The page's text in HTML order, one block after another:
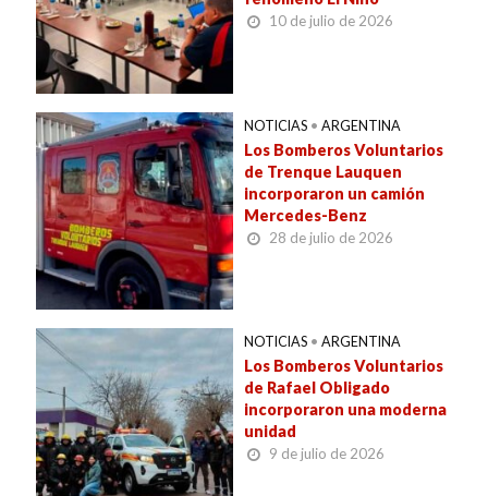
10 de julio de 2026
NOTICIAS • ARGENTINA
Los Bomberos Voluntarios
de Trenque Lauquen
incorporaron un camión
Mercedes-Benz
28 de julio de 2026
NOTICIAS • ARGENTINA
Los Bomberos Voluntarios
de Rafael Obligado
incorporaron una moderna
unidad
9 de julio de 2026